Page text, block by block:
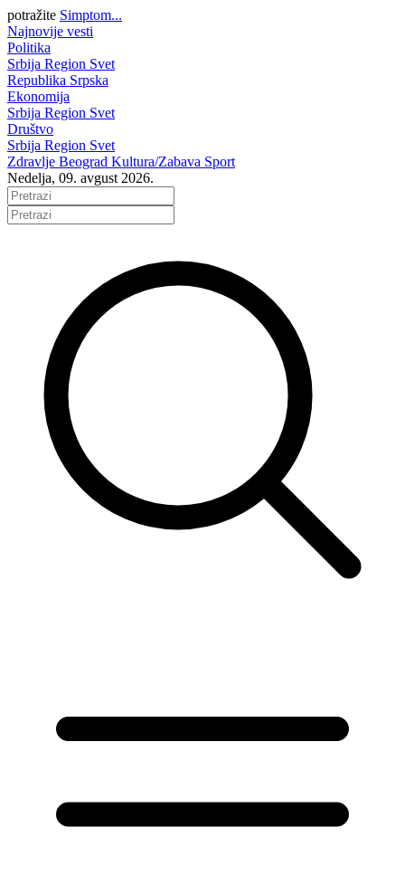
potražite Simptom...
Najnovije vesti
Politika
Srbija Region Svet
Republika Srpska
Ekonomija
Srbija Region Svet
Društvo
Srbija Region Svet
Zdravlje Beograd Kultura/Zabava Sport
Nedelja, 09. avgust 2026.